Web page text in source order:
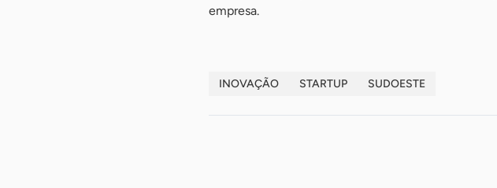
empresa.
INOVAÇÃO STARTUP SUDOESTE